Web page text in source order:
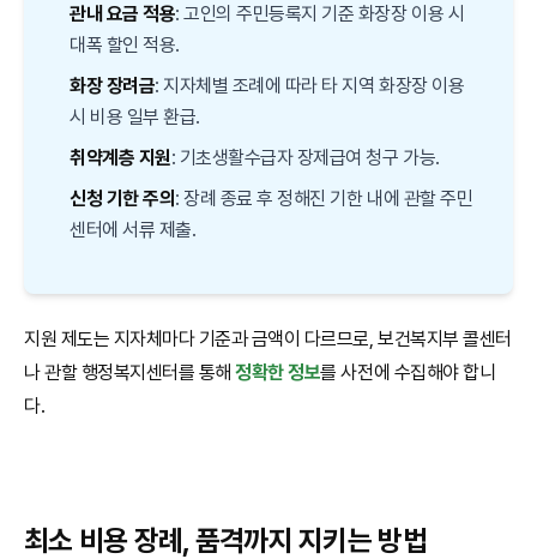
관내 요금 적용: 고인의 주민등록지 기준 화장장 이용 시
대폭 할인 적용.
화장 장려금: 지자체별 조례에 따라 타 지역 화장장 이용
시 비용 일부 환급.
취약계층 지원: 기초생활수급자 장제급여 청구 가능.
신청 기한 주의 : 장례 종료 후 정해진 기한 내에 관할 주민
센터에 서류 제출.
지원 제도는 지자체마다 기준과 금액이 다르므로, 보건복지부 콜센터
나 관할 행정복지센터를 통해정확한 정보를 사전에 수집해야 합니
다.
최소 비용 장례, 품격까지 지키는 방법